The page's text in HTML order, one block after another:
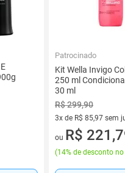
Patrocinado
Kit Wella Invigo
250 ml
30 ml
R$ 299,90
3x de R$ 85,97 sem
3 vez de R$ 85,97
ou R$
(14% de desconto